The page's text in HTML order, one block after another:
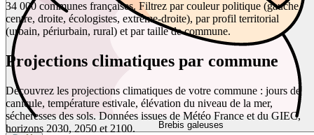
Brebis galeuses
34 000 communes françaises. Filtrez par couleur politique (gauche,
centre, droite, écologistes, extrême-droite), par profil territorial
(urbain, périurbain, rural) et par taille de commune.
Projections climatiques par commune
Découvrez les projections climatiques de votre commune : jours de
canicule, température estivale, élévation du niveau de la mer,
sécheresses des sols. Données issues de Météo France et du GIEC,
horizons 2030, 2050 et 2100.